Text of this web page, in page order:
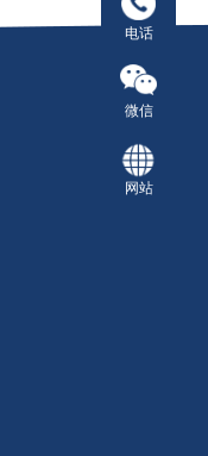
电话
微信
网站